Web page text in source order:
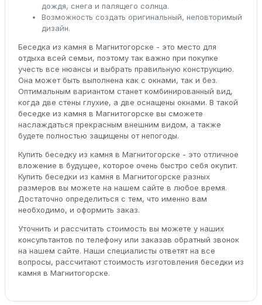
дождя, снега и палящего солнца.
Возможность создать оригинальный, неповторимый
дизайн.
Беседка из камня в Магнитогорске - это место для
отдыха всей семьи, поэтому так важно при покупке
учесть все нюансы и выбрать правильную конструкцию.
Она может быть выполнена как с окнами, так и без.
Оптимальным вариантом станет комбинированный вид,
когда две стены глухие, а две оснащены окнами. В такой
беседке из камня в Магнитогорске вы сможете
наслаждаться прекрасным внешним видом, а также
будете полностью защищены от непогоды.
Купить беседку из камня в Магнитогорске - это отличное
вложение в будущее, которое очень быстро себя окупит.
Купить беседки из камня в Магнитогорске разных
размеров вы можете на нашем сайте в любое время.
Достаточно определиться с тем, что именно вам
необходимо, и оформить заказ.
Уточнить и рассчитать стоимость вы можете у наших
консультантов по телефону или заказав обратный звонок
на нашем сайте. Наши специалисты ответят на все
вопросы, рассчитают стоимость изготовления беседки из
камня в Магнитогорске.